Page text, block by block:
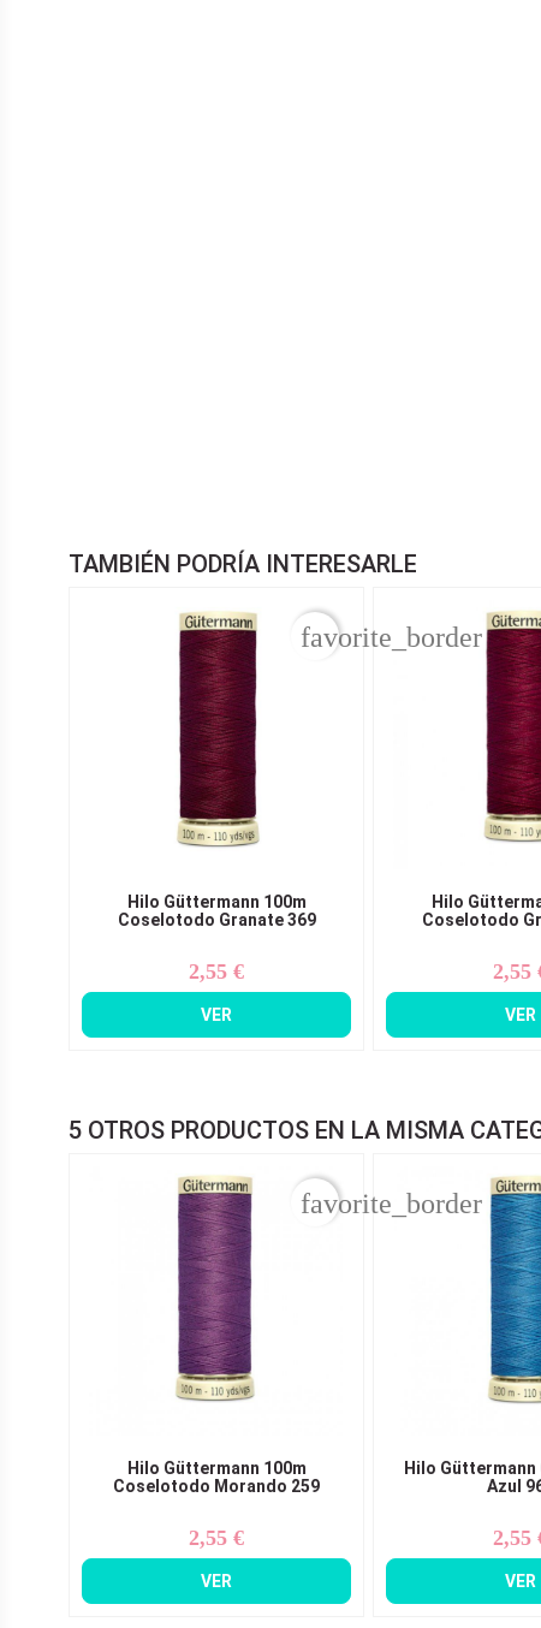
TAMBIÉN PODRÍA INTERESARLE
Hilo Güttermann 100m
Coselotodo Granate 369
Precio
2,55 €
VER
favorite_border
Hilo
Coselotodo
2,55
VER
5 OTROS PRODUCTOS EN LA MISMA
Hilo Güttermann 100m
Coselotodo Morando 259
Precio
2,55 €
VER
favorite_border
Hilo
Azul
2,55
VER